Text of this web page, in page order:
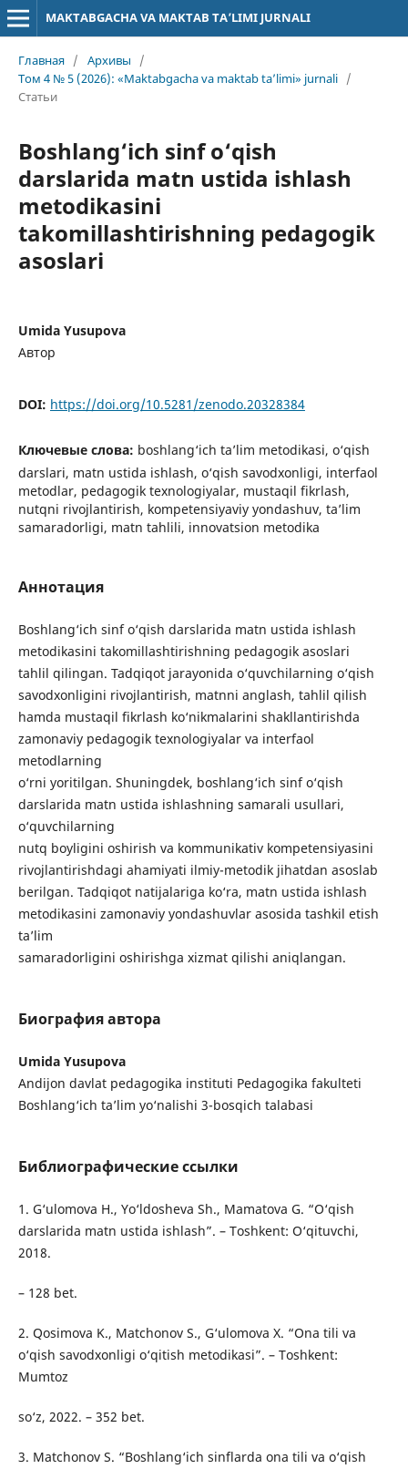
MAKTABGACHA VA MAKTAB TA’LIMI JURNALI
Главная / Архивы
/
Том 4 № 5 (2026): «Maktabgacha va maktab ta’limi» jurnali /
Статьи
Boshlang‘ich sinf o‘qish
darslarida matn ustida ishlash
metodikasini
takomillashtirishning pedagogik
asoslari
Umida Yusupova
Автор
DOI: https://doi.org/10.5281/zenodo.20328384
Ключевые слова: boshlang‘ich ta’lim metodikasi, o‘qish
darslari, matn ustida ishlash, o‘qish savodxonligi, interfaol
metodlar, pedagogik texnologiyalar, mustaqil fikrlash,
nutqni rivojlantirish, kompetensiyaviy yondashuv, ta’lim
samaradorligi, matn tahlili, innovatsion metodika
Аннотация
Boshlang‘ich sinf o‘qish darslarida matn ustida ishlash
metodikasini takomillashtirishning pedagogik asoslari
tahlil qilingan. Tadqiqot jarayonida o‘quvchilarning o‘qish
savodxonligini rivojlantirish, matnni anglash, tahlil qilish
hamda mustaqil fikrlash ko‘nikmalarini shakllantirishda
zamonaviy pedagogik texnologiyalar va interfaol
metodlarning
o‘rni yoritilgan. Shuningdek, boshlang‘ich sinf o‘qish
darslarida matn ustida ishlashning samarali usullari,
o‘quvchilarning
nutq boyligini oshirish va kommunikativ kompetensiyasini
rivojlantirishdagi ahamiyati ilmiy-metodik jihatdan asoslab
berilgan. Tadqiqot natijalariga ko‘ra, matn ustida ishlash
metodikasini zamonaviy yondashuvlar asosida tashkil etish
ta’lim
samaradorligini oshirishga xizmat qilishi aniqlangan.
Биография автора
Umida Yusupova
Andijon davlat pedagogika instituti Pedagogika fakulteti
Boshlang‘ich ta’lim yo‘nalishi 3-bosqich talabasi
Библиографические ссылки
1. G‘ulomova H., Yo‘ldosheva Sh., Mamatova G. “O‘qish
darslarida matn ustida ishlash”. – Toshkent: O‘qituvchi,
2018.
– 128 bet.
2. Qosimova K., Matchonov S., G‘ulomova X. “Ona tili va
o‘qish savodxonligi o‘qitish metodikasi”. – Toshkent:
Mumtoz
so‘z, 2022. – 352 bet.
3. Matchonov S. “Boshlang‘ich sinflarda ona tili va o‘qish